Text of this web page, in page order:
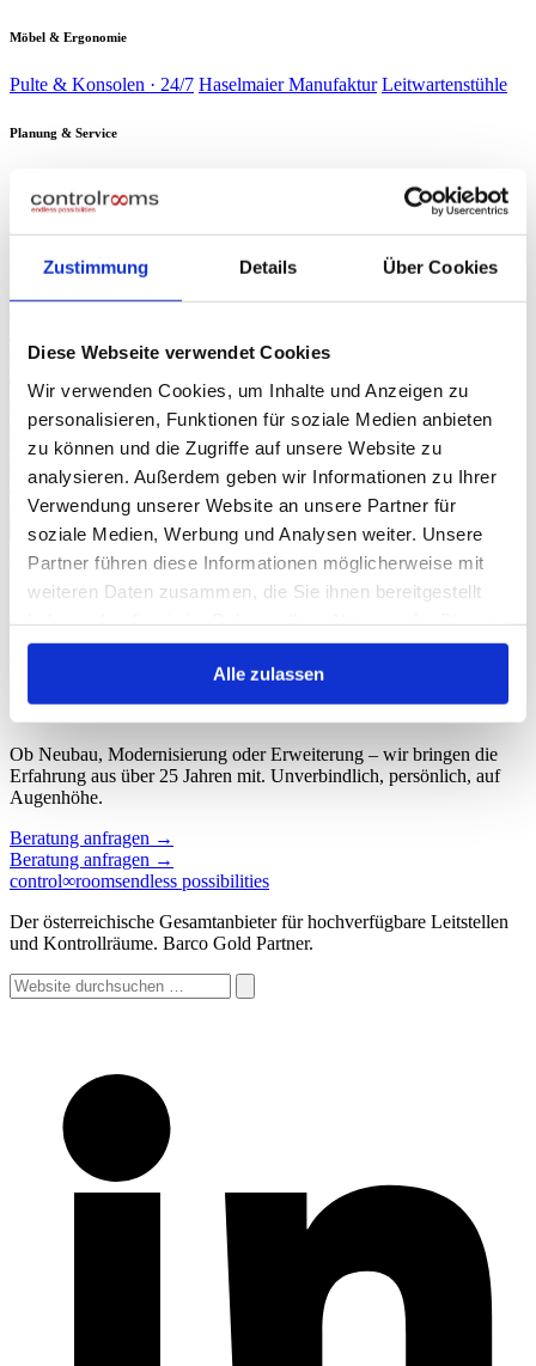
Zustimmung Details Über Cookies
Diese Webseite verwendet Cookies
Wir verwenden Cookies, um Inhalte und Anzeigen zu
personalisieren, Funktionen für soziale Medien anbieten
zu können und die Zugriffe auf unsere Website zu
analysieren. Außerdem geben wir Informationen zu Ihrer
Verwendung unserer Website an unsere Partner für
soziale Medien, Werbung und Analysen weiter. Unsere
Partner führen diese Informationen möglicherweise mit
weiteren Daten zusammen, die Sie ihnen bereitgestellt
gesammelt haben.
Alle zulassen
Möbel & Ergonomie
Pulte & Konsolen · 24/7 Haselmaier Manufaktur Leitwartenstühle
Planung & Service
Verträge Verbrauchsmaterial
BahnLeitzentralen & Stellwerkstechnik Sicherheit &
Planung & Design
Journal
Presse▾
ORF NÖ BerichtTV-Beitrag: Spezialist für Leitzentralen Fachartikel
Produktportfolio auf einen Blick
Über uns
KI
Beratung anfragen→
Start
Schlagwort: ot
Schlagwort: ot
Keine Beiträge gefunden.
Sprechen wir über Ihren Kontroll∞raum.
Ob Neubau, Modernisierung oder Erweiterung – wir bringen die
Erfahrung aus über 25 Jahren mit. Unverbindlich, persönlich, auf
Augenhöhe.
Beratung anfragen →
Beratung anfragen →
control∞roomsendless possibilities
Der österreichische Gesamtanbieter für hochverfügbare Leitstellen
und Kontrollräume. Barco Gold Partner.
Website
durchsuchen